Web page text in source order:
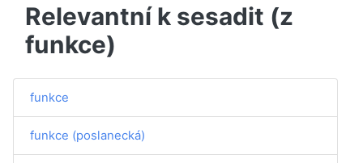
Relevantní k sesadit (z
funkce)
funkce
funkce (poslanecká)